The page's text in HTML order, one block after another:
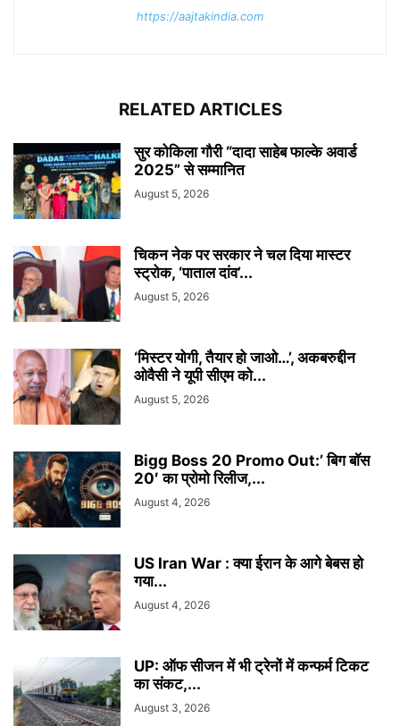
https://aajtakindia.com
RELATED ARTICLES
सुर कोकिला गौरी “दादा साहेब फाल्के अवार्ड
2025” से सम्मानित
August 5, 2026
चिकन नेक पर सरकार ने चल दिया मास्टर
स्ट्रोक, ‘पाताल दांव’...
August 5, 2026
‘मिस्टर योगी, तैयार हो जाओ…’, अकबरुद्दीन
ओवैसी ने यूपी सीएम को...
August 5, 2026
Bigg Boss 20 Promo Out:’ बिग बॉस
20′ का प्रोमो रिलीज,...
August 4, 2026
US Iran War : क्या ईरान के आगे बेबस हो
गया...
August 4, 2026
UP: ऑफ सीजन में भी ट्रेनों में कन्फर्म टिकट
का संकट,...
August 3, 2026